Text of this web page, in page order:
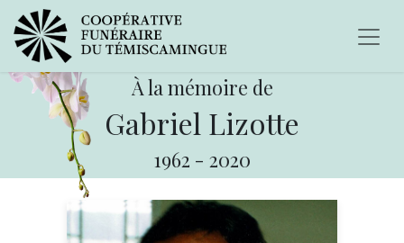
À la mémoire de
Gabriel Lizotte
1962 - 2020